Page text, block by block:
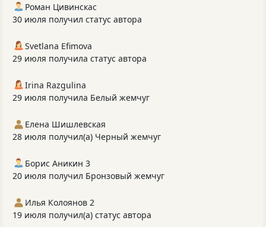
Роман Цивинскас
30 июля получил статус автора
Svetlana Efimova
29 июля получила статус автора
Irina Razgulina
29 июля получила Белый жемчуг
Елена Шишлевская
28 июля получил(а) Черный жемчуг
Борис Аникин 3
20 июля получил Бронзовый жемчуг
Илья Колоянов 2
19 июля получил(а) статус автора